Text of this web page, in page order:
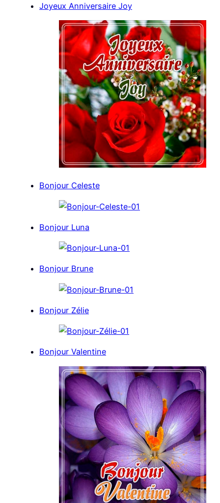
Joyeux Anniversaire Joy
Bonjour Celeste
Bonjour Luna
Bonjour Brune
Bonjour Zélie
Bonjour Valentine